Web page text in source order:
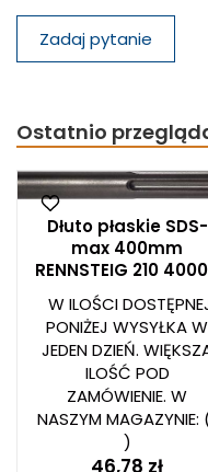
Zadaj pytanie
Ostatnio
Dłuto płaskie SDS-
max 400mm
RENNSTEIG 210
W ILOŚCI
PONIŻEJ WYSYŁKA W
JEDEN DZIEŃ.
ILOŚĆ POD
ZAMÓWIENIE. W
NASZYM MAGAZYNIE:
)
46,78 zł